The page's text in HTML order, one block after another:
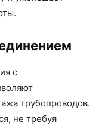
с
трубопроводов.
не требуя